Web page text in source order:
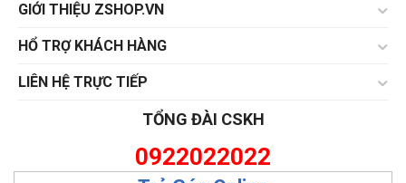
GIỚI THIỆU ZSHOP.VN
HỔ TRỢ KHÁCH HÀNG
LIÊN HỆ TRỰC TIẾP
TỔNG ĐÀI CSKH
0922022022